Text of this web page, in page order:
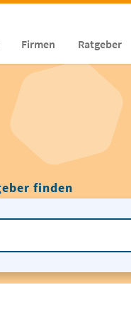
Firmen Ratgeber
finden